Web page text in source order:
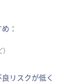
：
リスクが低く